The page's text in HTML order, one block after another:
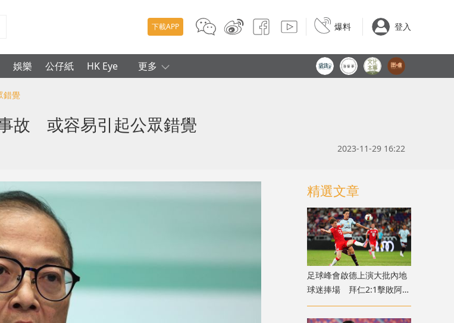
下載APP 爆料 登入
娛樂 公仔紙 HK Eye 更多
錯覺
故 或容易引起公眾錯覺
2023-11-29 16:22
精選文章
足球峰會啟德上演大批內地
球迷捧場 拜仁2:1擊敗阿士
東維拉